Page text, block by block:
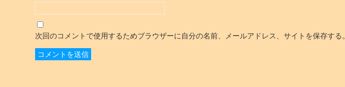
次回のコメントで使用するためブラウザーに自分の名前、メールアドレス、サイトを保存する。